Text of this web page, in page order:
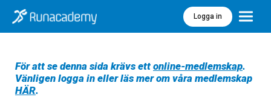
Logga in Meny
För att se denna sida krävs ett online-medlemskap.
Vänligen logga in eller läs mer om våra medlemskap
HÄR.